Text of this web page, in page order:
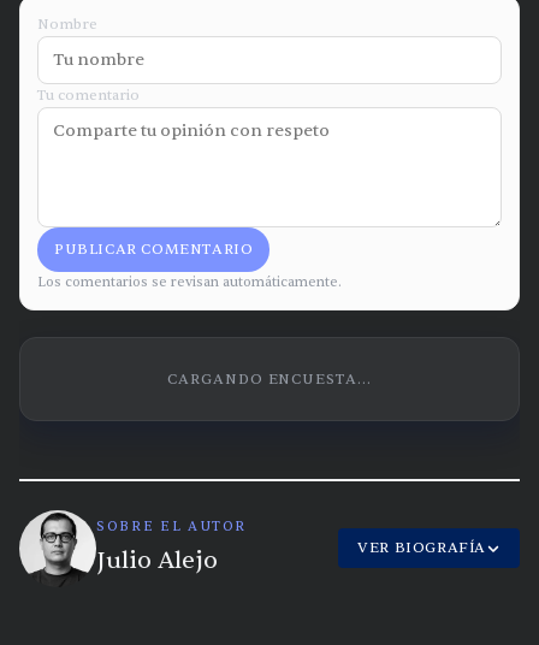
Nombre
Tu comentario
PUBLICAR COMENTARIO
Los comentarios se revisan automáticamente.
CARGANDO ENCUESTA...
SOBRE EL AUTOR
Julio Alejo VER BIOGRAFÍA